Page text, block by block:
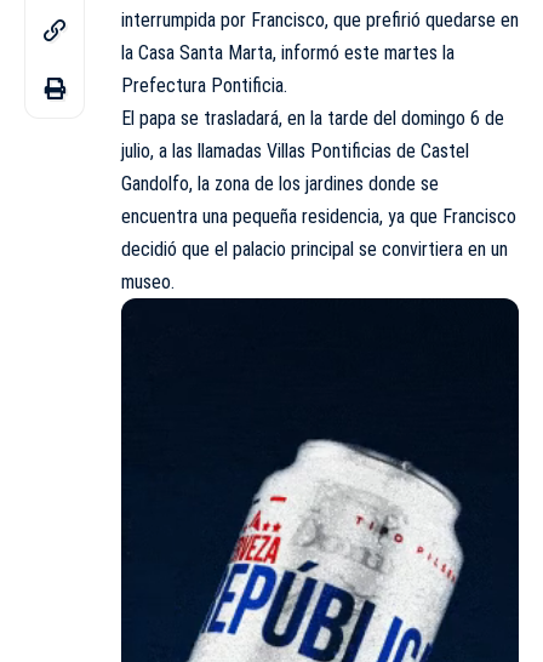
interrumpida por Francisco, que prefirió quedarse en
la Casa Santa Marta, informó este martes la
Prefectura Pontificia.
El papa se trasladará, en la tarde del domingo 6 de
julio, a las llamadas Villas Pontificias de Castel
Gandolfo, la zona de los jardines donde se
encuentra una pequeña residencia, ya que Francisco
decidió que el palacio principal se convirtiera en un
museo.